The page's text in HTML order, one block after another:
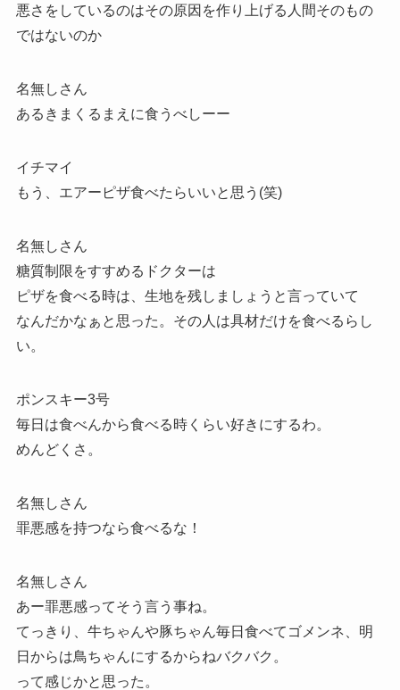
悪さをしているのはその原因を作り上げる人間そのもの
ではないのか
名無しさん
あるきまくるまえに食うべしーー
イチマイ
もう、エアーピザ食べたらいいと思う(笑)
名無しさん
糖質制限をすすめるドクターは
ピザを食べる時は、生地を残しましょうと言っていて
なんだかなぁと思った。その人は具材だけを食べるらし
い。
ポンスキー3号
毎日は食べんから食べる時くらい好きにするわ。
めんどくさ。
名無しさん
罪悪感を持つなら食べるな！
名無しさん
あー罪悪感ってそう言う事ね。
てっきり、牛ちゃんや豚ちゃん毎日食べてゴメンネ、明
日からは鳥ちゃんにするからねバクバク。
って感じかと思った。